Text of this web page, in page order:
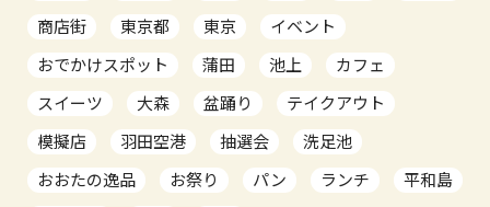
商店街
東京都 東京
イベント
おでかけスポット
蒲田 池上
カフェ
スイーツ
大森 盆踊り
テイクアウト
模擬店
羽田空港 抽選会
洗足池
おおたの逸品
お祭り パン ランチ
平和島